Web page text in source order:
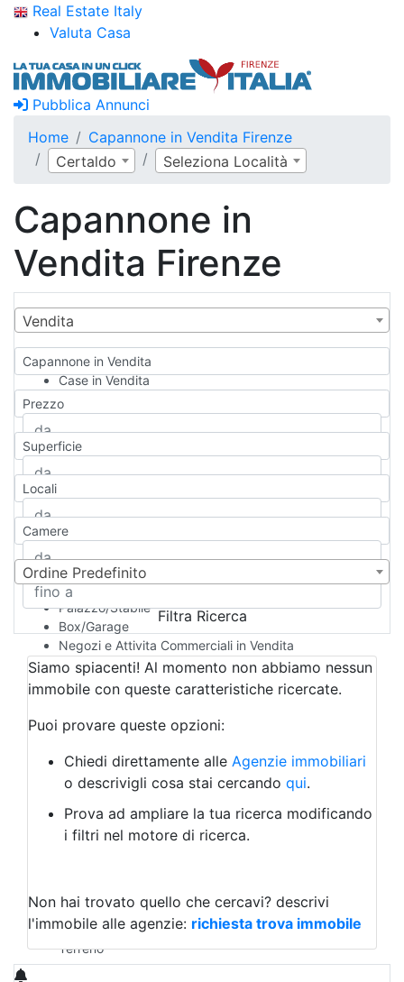
Real Estate Italy
Valuta Casa
Pubblica Annunci
Home
Capannone in Vendita Firenze
Certaldo
Seleziona Località
Capannone in
Vendita Firenze
Vendita
Capannone in Vendita
Case in Vendita
Qualsiasi
Appartamento
Casa indipendente
Casa Semi-indipendente
Attico/Mansarda
Rustico/Casale
Camera d'Albergo
Multiproprietà
Palazzo/Stabile
Box/Garage
Negozi e Attivita Commerciali in Vendita
Qualsiasi
Attività/Licenza Commerciale
Azienda Agricola
Bar/Ristorante
Albergo
Laboratorio Artigianale
Negozio/locale commerciale
Agriturismo
Magazzini
Qualsiasi
Terreno edificabile
Terreno
Prezzo
Superficie
Locali
Camere
Ordine Predefinito
Filtra Ricerca
Siamo spiacenti! Al momento non abbiamo nessun
immobile con queste caratteristiche ricercate.
Puoi provare queste opzioni:
Chiedi direttamente alle Agenzie immobiliari
o descrivigli cosa stai cercando qui.
Prova ad ampliare la tua ricerca modificando
i filtri nel motore di ricerca.
Non hai trovato quello che cercavi? descrivi
l'immobile alle agenzie: richiesta trova immobile